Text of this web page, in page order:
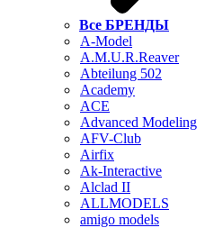
Все БРЕНДЫ
A-Model
A.M.U.R.Reaver
Abteilung 502
Academy
ACE
Advanced Modeling
AFV-Club
Airfix
Ak-Interactive
Alclad II
ALLMODELS
amigo models